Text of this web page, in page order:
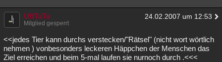
UffTaTa 24.02.2007 um 12:53
Mitglied gesperrt
<<jedes Tier kann durchs verstecken/"Rätsel" (nicht wort wörtlich
nehmen ) vonbesonders leckeren Häppchen der Menschen das
Ziel erreichen und beim 5-mal laufen sie nurnoch durch .<<<